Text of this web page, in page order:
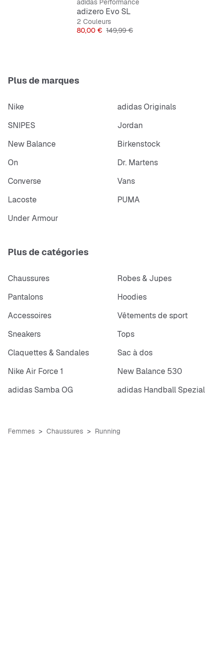
Empeigne en synthétique et textile
Winter)
Attention adidas Adizero Evo SL
prends une demi-pointure au-dessus.
adidas Performance
adizero Evo SL
2 Couleurs
Prix
80,00 € Prix original
149,99 €
Plus de marques
Nike
adidas Originals
SNIPES
Jordan
New Balance
Birkenstock
On
Dr. Martens
Converse
Vans
Lacoste
PUMA
Under Armour
Plus de catégories
Chaussures
Robes & Jupes
Pantalons
Hoodies
Accessoires
Vêtements de sport
Sneakers
Tops
Claquettes & Sandales
Sac à dos
Nike Air Force 1
New Balance 530
adidas Samba OG
adidas Handball Spezial
Femmes Chaussures Running